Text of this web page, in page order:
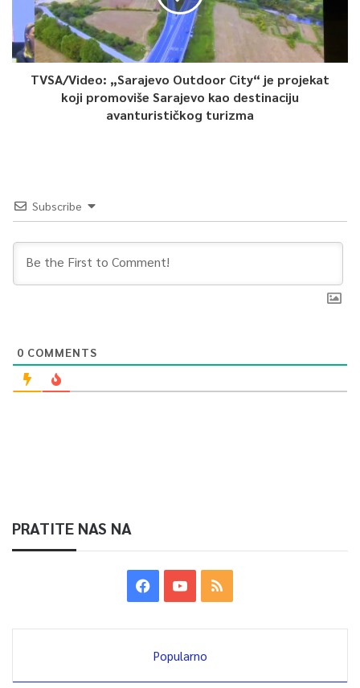
TVSA/Video: „Sarajevo Outdoor City“ je projekat
koji promoviše Sarajevo kao destinaciju
avanturističkog turizma
Subscribe
0 COMMENTS
PRATITE NAS NA
Popularno